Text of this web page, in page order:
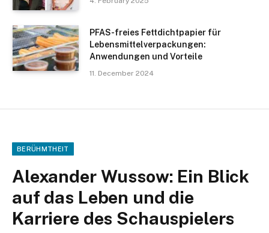
PFAS-freies Fettdichtpapier für
Lebensmittelverpackungen:
Anwendungen und Vorteile
11. December 2024
BERÜHMTHEIT
Alexander Wussow: Ein Blick
auf das Leben und die
Karriere des Schauspielers